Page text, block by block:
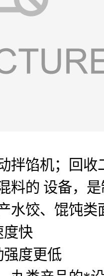
拌馅机；回
料的 设备，
水饺、馄饨
度快
强度更低